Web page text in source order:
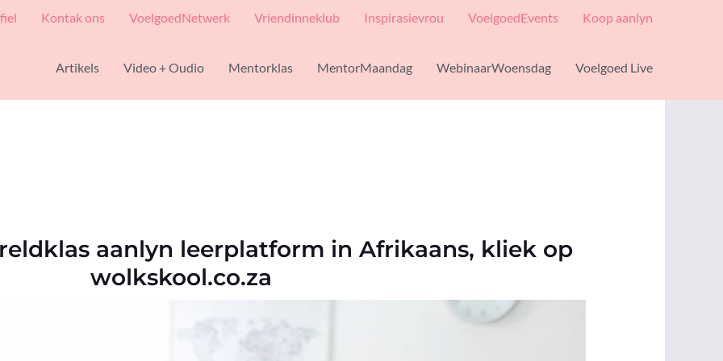
Kontak ons VoelgoedNetwerk Vriendinneklub Inspirasievrou VoelgoedEvents Koop aanlyn
Artikels Video + Oudio Mentorklas MentorMaandag WebinaarWoensdag Voelgoed Live
aanlyn leerplatform in Afrikaans, kliek op
wolkskool.co.za